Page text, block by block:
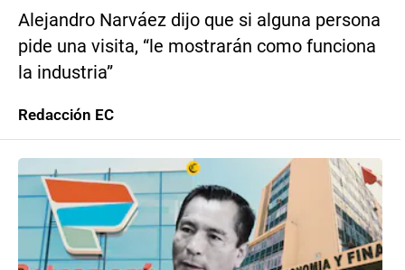
Alejandro Narváez dijo que si alguna persona
pide una visita, “le mostrarán como funciona
la industria”
Redacción EC